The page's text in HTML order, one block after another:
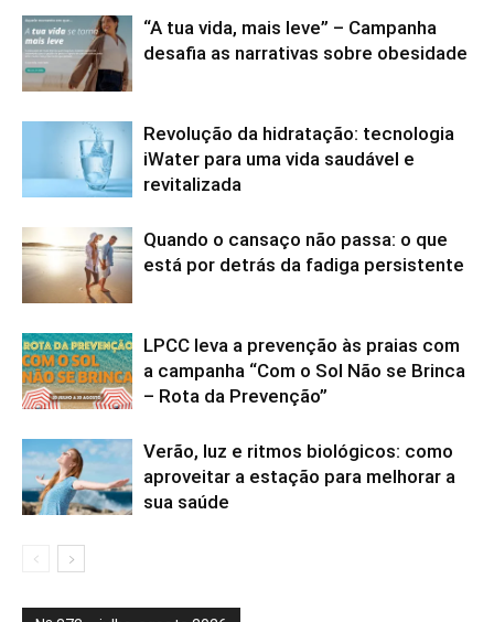
“A tua vida, mais leve” – Campanha
desafia as narrativas sobre obesidade
Revolução da hidratação: tecnologia
iWater para uma vida saudável e
revitalizada
Quando o cansaço não passa: o que
está por detrás da fadiga persistente
LPCC leva a prevenção às praias com
a campanha “Com o Sol Não se Brinca
– Rota da Prevenção”
Verão, luz e ritmos biológicos: como
aproveitar a estação para melhorar a
sua saúde